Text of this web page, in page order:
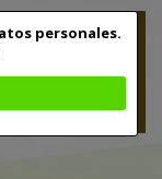
personales.